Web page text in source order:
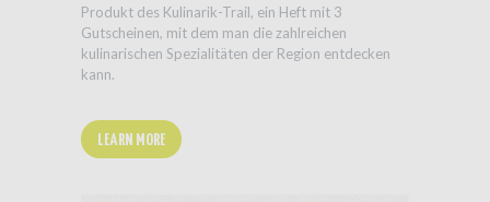
Produkt des Kulinarik-Trail, ein Heft mit 3
Gutscheinen, mit dem man die zahlreichen
kulinarischen Spezialitäten der Region entdecken
kann.
LEARN MORE